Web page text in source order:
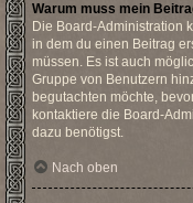
Warum muss mein
Die Board-Administration
in dem du einen Beitrag
müssen. Es ist auch
Gruppe von Benutzern
begutachten möchte,
kontaktiere die Board-
dazu benötigst.
Nach oben